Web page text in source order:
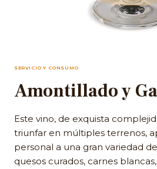
SERVICIO Y CONSUMO
Amontillado y
Este vino, de exquista
triunfar en múltiples terrenos,
personal a una gran variedad
quesos curados, carnes